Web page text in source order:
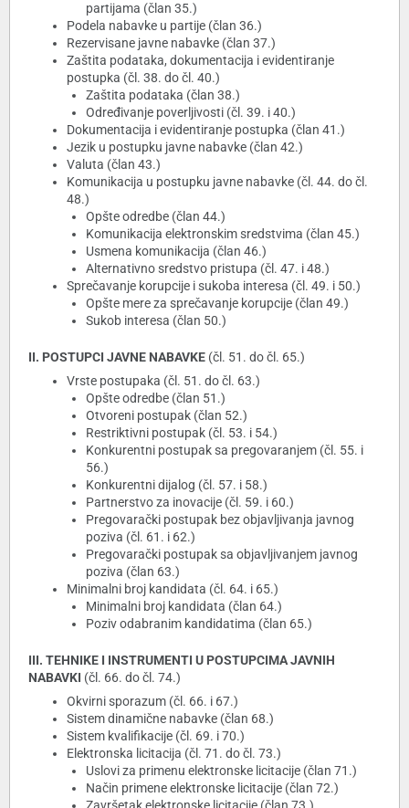
partijama (član 35.)
Podela nabavke u partije (član 36.)
Rezervisane javne nabavke (član 37.)
Zaštita podataka, dokumentacija i evidentiranje
postupka (čl. 38. do čl. 40.)
Zaštita podataka (član 38.)
Određivanje poverljivosti (čl. 39. i 40.)
Dokumentacija i evidentiranje postupka (član 41.)
Jezik u postupku javne nabavke (član 42.)
Valuta (član 43.)
Komunikacija u postupku javne nabavke (čl. 44. do čl.
48.)
Opšte odredbe (član 44.)
Komunikacija elektronskim sredstvima (član 45.)
Usmena komunikacija (član 46.)
Alternativno sredstvo pristupa (čl. 47. i 48.)
Sprečavanje korupcije i sukoba interesa (čl. 49. i 50.)
Opšte mere za sprečavanje korupcije (član 49.)
Sukob interesa (član 50.)
II. POSTUPCI JAVNE NABAVKE (čl. 51. do čl. 65.)
Vrste postupaka (čl. 51. do čl. 63.)
Opšte odredbe (član 51.)
Otvoreni postupak (član 52.)
Restriktivni postupak (čl. 53. i 54.)
Konkurentni postupak sa pregovaranjem (čl. 55. i
56.)
Konkurentni dijalog (čl. 57. i 58.)
Partnerstvo za inovacije (čl. 59. i 60.)
Pregovarački postupak bez objavljivanja javnog
poziva (čl. 61. i 62.)
Pregovarački postupak sa objavljivanjem javnog
poziva (član 63.)
Minimalni broj kandidata (čl. 64. i 65.)
Minimalni broj kandidata (član 64.)
Poziv odabranim kandidatima (član 65.)
III. TEHNIKE I INSTRUMENTI U POSTUPCIMA JAVNIH
NABAVKI (čl. 66. do čl. 74.)
Okvirni sporazum (čl. 66. i 67.)
Sistem dinamične nabavke (član 68.)
Sistem kvalifikacije (čl. 69. i 70.)
Elektronska licitacija (čl. 71. do čl. 73.)
Uslovi za primenu elektronske licitacije (član 71.)
Način primene elektronske licitacije (član 72.)